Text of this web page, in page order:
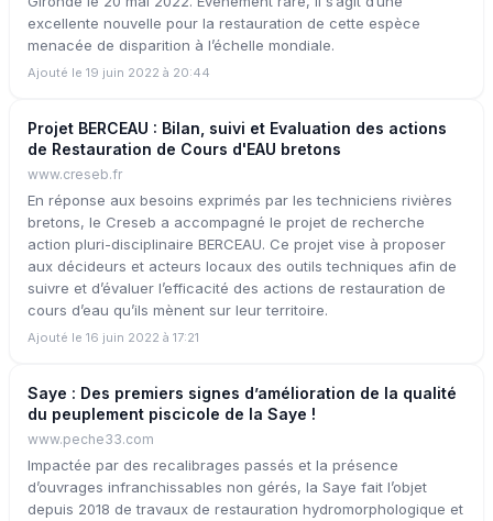
excellente nouvelle pour la restauration de cette espèce
menacée de disparition à l’échelle mondiale.
Ajouté le 19 juin 2022 à 20:44
Projet BERCEAU : Bilan, suivi et Evaluation des actions
de Restauration de Cours d'EAU bretons
www.creseb.fr
En réponse aux besoins exprimés par les techniciens rivières
bretons, le Creseb a accompagné le projet de recherche
action pluri-disciplinaire BERCEAU. Ce projet vise à proposer
aux décideurs et acteurs locaux des outils techniques afin de
suivre et d’évaluer l’efficacité des actions de restauration de
cours d’eau qu’ils mènent sur leur territoire.
Ajouté le 16 juin 2022 à 17:21
Saye : Des premiers signes d’amélioration de la qualité
du peuplement piscicole de la Saye !
www.peche33.com
Impactée par des recalibrages passés et la présence
d’ouvrages infranchissables non gérés, la Saye fait l’objet
depuis 2018 de travaux de restauration hydromorphologique et